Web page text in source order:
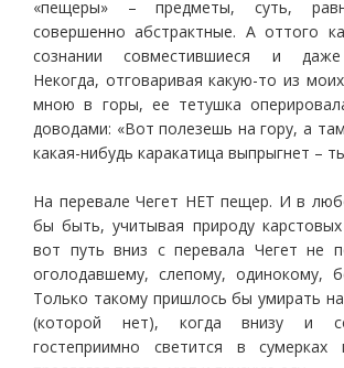
«пещеры» – предметы, суть,
совершенно абстрактные. А оттого
сознании совместившиеся и даже
Некогда, отговаривая какую-то из
мною в горы, ее тетушка
доводами: «Вот полезешь на гору, а
какая-нибудь каракатица выпрыгнет –
На перевале Чегет НЕТ пещер. И в
бы быть, учитывая природу
вот путь вниз с перевала Чегет не
оголодавшему, слепому, одинокому,
Только такому пришлось бы умирать
(которой нет), когда внизу и
гостеприимно светится в сумерках